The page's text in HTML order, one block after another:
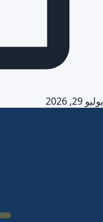
يوليو 29, 2026